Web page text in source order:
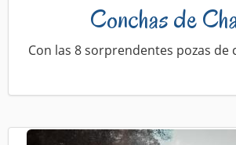
Conchas de
Con las 8 sorprendentes pozas de